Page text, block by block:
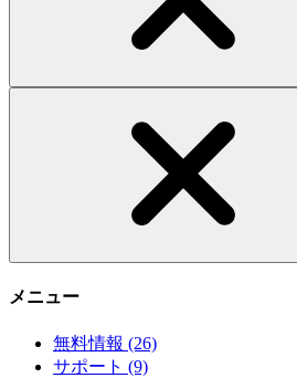
メニュー
無料情報 (26)
サポート (9)